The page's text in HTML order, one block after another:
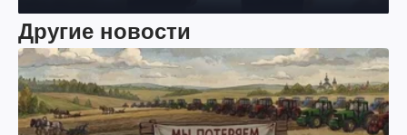
Другие новости